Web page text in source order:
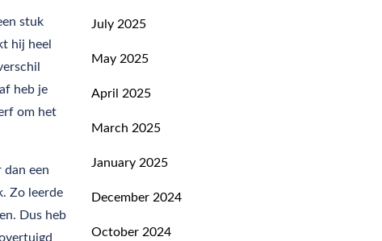
stuk
hij heel
heb je
om het
een
Zo leerde
Dus heb
July 2025
May 2025
April 2025
March 2025
January 2025
December 2024
October 2024